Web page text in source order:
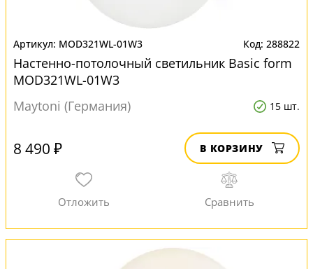
MOD321WL-01W3 288822
Настенно-потолочный светильник Basic form
MOD321WL-01W3
Maytoni (Германия)
15 шт.
8 490 ₽ В КОРЗИНУ